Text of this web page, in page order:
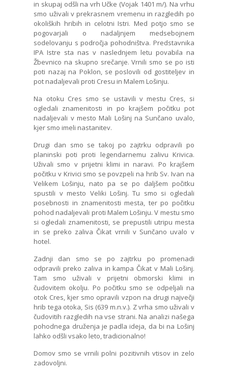
in skupaj odšli na vrh Učke (Vojak 1401 m/). Na vrhu
smo uživali v prekrasnem vremenu in razgledih po
okoliških hribih in celotni Istri. Med potjo smo se
pogovarjali o nadaljnjem medsebojnem
sodelovanju s področja pohodništva. Predstavnika
IPA Istre sta nas v naslednjem letu povabila na
Žbevnico na skupno srečanje. Vrnili smo se po isti
poti nazaj na Poklon, se poslovili od gostiteljev in
pot nadaljevali proti Cresu in Malem Lošinju.
Na otoku Cres smo se ustavili v mestu Cres, si
ogledali znamenitosti in po krajšem počitku pot
nadaljevali v mesto Mali Lošinj na Sunčano uvalo,
kjer smo imeli nastanitev.
Drugi dan smo se takoj po zajtrku odpravili po
planinski poti proti legendarnemu zalivu Krivica.
Uživali smo v prijetni klimi in naravi. Po krajšem
počitku v Krivici smo se povzpeli na hrib Sv. Ivan na
Velikem Lošinju, nato pa se po daljšem počitku
spustili v mesto Veliki Lošinj. Tu smo si ogledali
posebnosti in znamenitosti mesta, ter po počitku
pohod nadaljevali proti Malem Lošinju. V mestu smo
si ogledali znamenitosti, se prepustili utripu mesta
in se preko zaliva Čikat vrnili v Sunčano uvalo v
hotel.
Zadnji dan smo se po zajtrku po promenadi
odpravili preko zaliva in kampa Čikat v Mali Lošinj.
Tam smo uživali v prijetni obmorski klimi in
čudovitem okolju. Po počitku smo se odpeljali na
otok Cres, kjer smo opravili vzpon na drugi največji
hrib tega otoka, Sis (639 m.n.v.). Z vrha smo uživali v
čudovitih razgledih na vse strani. Na analizi našega
pohodnega druženja je padla ideja, da bi na Lošinj
lahko odšli vsako leto, tradicionalno!
Domov smo se vrnili polni pozitivnih vtisov in zelo
zadovoljni.